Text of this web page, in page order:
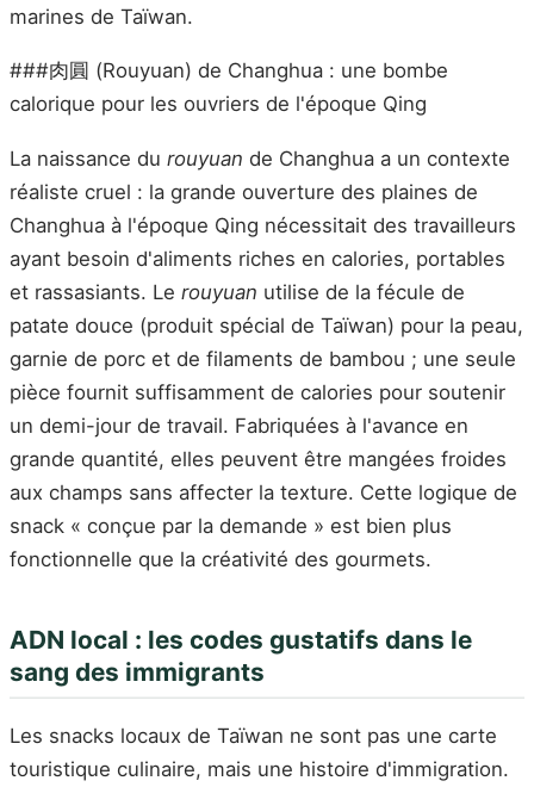
marines de Taïwan.
###肉圓 (Rouyuan) de Changhua : une bombe
calorique pour les ouvriers de l'époque Qing
La naissance du rouyuan de Changhua a un contexte
réaliste cruel : la grande ouverture des plaines de
Changhua à l'époque Qing nécessitait des travailleurs
ayant besoin d'aliments riches en calories, portables
et rassasiants. Le rouyuan utilise de la fécule de
patate douce (produit spécial de Taïwan) pour la peau,
garnie de porc et de filaments de bambou ; une seule
pièce fournit suffisamment de calories pour soutenir
un demi-jour de travail. Fabriquées à l'avance en
grande quantité, elles peuvent être mangées froides
aux champs sans affecter la texture. Cette logique de
snack « conçue par la demande » est bien plus
fonctionnelle que la créativité des gourmets.
ADN local : les codes gustatifs dans le
sang des immigrants
Les snacks locaux de Taïwan ne sont pas une carte
touristique culinaire, mais une histoire d'immigration.